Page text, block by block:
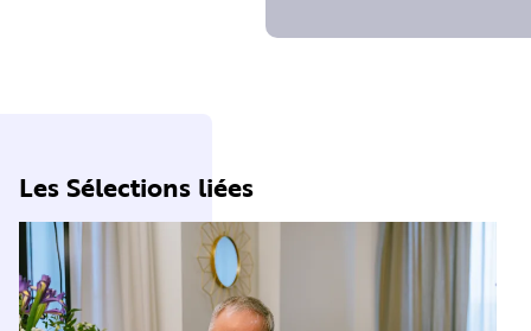
Les Sélections liées